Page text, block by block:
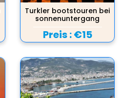
Turkler bootstouren bei
sonnenuntergang
Preis :€15